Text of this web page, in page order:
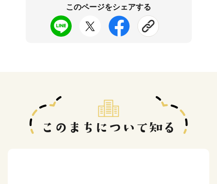
このページをシェアする